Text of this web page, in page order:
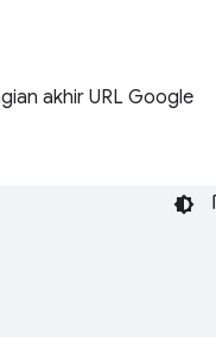
akhir URL Google